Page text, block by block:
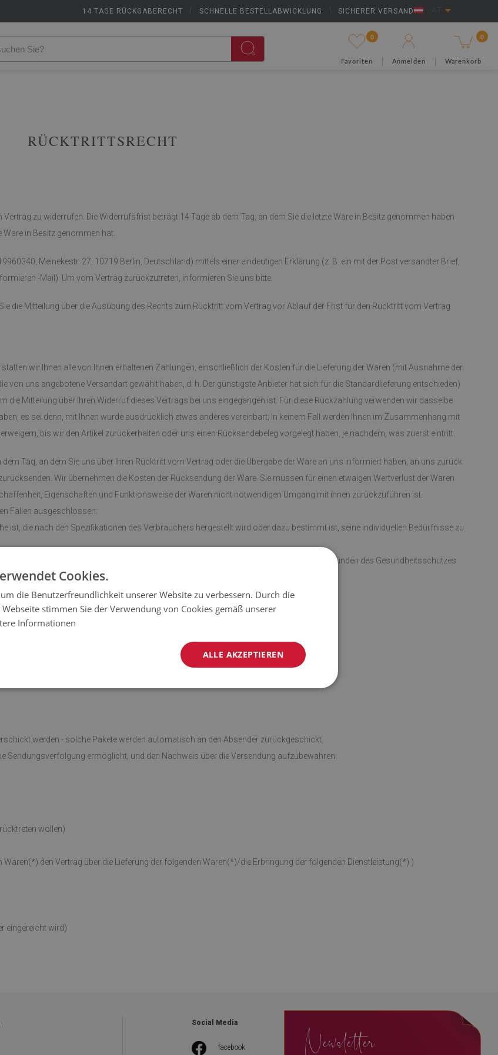
14 TAGE RÜCKGABERECHT SCHNELLE BESTELLABWICKLUNG SICHERER VERSAND
0
Favoriten Anmelden
0
Warenkorb
RÜCKTRITTSRECHT
zu widerrufen. Die Widerrufsfrist beträgt 14 Tage ab dem Tag, an dem Sie die letzte Ware in Besitz genommen haben
Ware in Besitz genommen hat.
Meinekestr. 27, 10719 Berlin, Deutschland) mittels einer eindeutigen Erklärung (z. B. ein mit der Post versandter Brief,
-Mail). Um vom Vertrag zurückzutreten, informieren Sie uns bitte.
die Mitteilung über die Ausübung des Rechts zum Rücktritt vom Vertrag vor Ablauf der Frist für den Rücktritt vom Vertrag
wir Ihnen alle von Ihnen erhaltenen Zahlungen, einschließlich der Kosten für die Lieferung der Waren (mit Ausnahme der
von uns angebotene Versandart gewählt haben, d. h. Der günstigste Anbieter hat sich für die Standardlieferung entschieden)
die Mitteilung über Ihren Widerruf dieses Vertrags bei uns eingegangen ist. Für diese Rückzahlung verwenden wir dasselbe
es sei denn, mit Ihnen wurde ausdrücklich etwas anderes vereinbart; In keinem Fall werden Ihnen im Zusammenhang mit
bis wir den Artikel zurückerhalten oder uns einen Rücksendebeleg vorgelegt haben, je nachdem, was zuerst eintritt.
Tag, an dem Sie uns über Ihren Rücktritt vom Vertrag oder die Übergabe der Ware an uns informiert haben, an uns zurück.
Wir übernehmen die Kosten der Rücksendung der Ware. Sie müssen für einen etwaigen Wertverlust der Waren
Eigenschaften und Funktionsweise der Waren nicht notwendigen Umgang mit ihnen zurückzuführen ist.
Fällen ausgeschlossen:
ist, die nach den Spezifikationen des Verbrauchers hergestellt wird oder dazu bestimmt ist, seine individuellen Bedürfnisse zu
Verpackung gelieferten Artikel handelt, der nach dem Öffnen der Verpackung aus Gründen des Gesundheitsschutzes
nach der Lieferung geöffnet wurde
auch die Rücksendung an unsere Lageradresse in Polen erfolgen.
werden - solche Pakete werden automatisch an den Absender zurückgeschickt.
Sendungsverfolgung ermöglicht, und den Nachweis über die Versendung aufzubewahren.
wollen)
den Vertrag über die Lieferung der folgenden Waren(*)/die Erbringung der folgenden Dienstleistung(*) )
eingereicht wird)
Social Media
facebook Newsletter
Cookies.
die Benutzerfreundlichkeit unserer Website zu verbessern. Durch die
stimmen Sie der Verwendung von Cookies gemäß unserer
Informationen
ALLE AKZEPTIEREN